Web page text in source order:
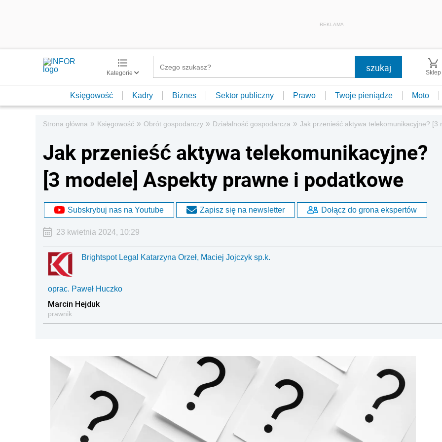
REKLAMA
Kategorie Sklep
Księgowość Kadry Biznes Sektor publiczny Prawo Twoje pieniądze Moto
Strona główna » Księgowość » Obrót gospodarczy » Działalność gospodarcza » Jak przenieść aktywa telekomunikacyjne? [3
Jak przenieść aktywa telekomunikacyjne?
[3 modele] Aspekty prawne i podatkowe
Subskrybuj nas na Youtube Zapisz się na newsletter Dołącz do grona ekspertów
23 kwietnia 2024, 10:29
Brightspot Legal Katarzyna Orzeł, Maciej Jojczyk sp.k.
oprac. Paweł Huczko
Marcin Hejduk
prawnik